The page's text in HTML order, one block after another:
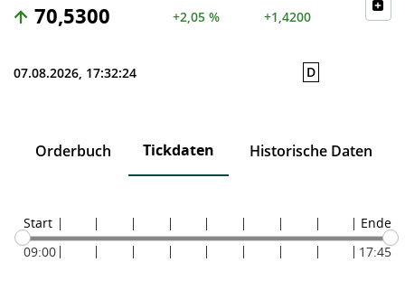
70,5300 +2,05 % +1,4200
07.08.2026, 17:32:24 D
Orderbuch Tickdaten Historische Daten
Start
09:00
Ende
17:45